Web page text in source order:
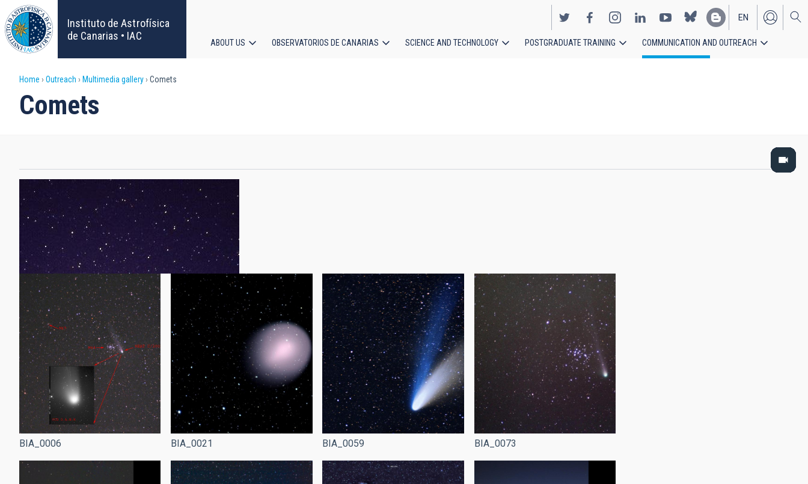
Skip
to
main
content
Instituto de Astrofísica
de Canarias • IAC
EN
ES
ABOUT US OBSERVATORIOS DE CANARIAS SCIENCE AND TECHNOLOGY POSTGRADUATE TRAINING COMMUNICATION AND OUTREACH
Breadcrumb
Home Outreach Multimedia gallery Comets
Comets
BIA_0006 BIA_0021 BIA_0059 BIA_0073